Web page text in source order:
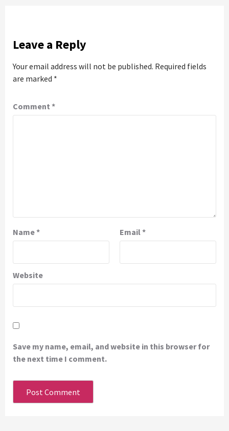
Leave a Reply
Your email address will not be published. Required fields
are marked *
Comment *
Name* Email*
Website
Save my name, email, and website in this browser for
the next time I comment.